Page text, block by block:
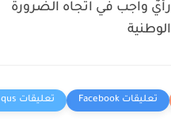
رأيٌ واجب في اتجاه الضرورة
الوطنية